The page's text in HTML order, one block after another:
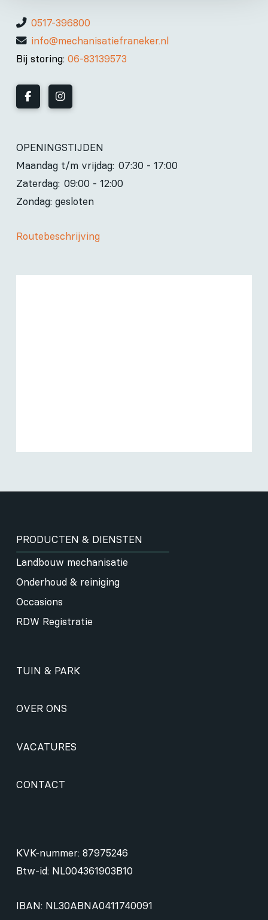
0517-396800
info@mechanisatiefraneker.nl
Bij storing: 06-83139573
OPENINGSTIJDEN
Maandag t/m vrijdag: 07:30 - 17:00
Zaterdag: 09:00 - 12:00
Zondag: gesloten
Routebeschrijving
PRODUCTEN & DIENSTEN
Landbouw mechanisatie
Onderhoud & reiniging
Occasions
RDW Registratie
TUIN & PARK
OVER ONS
VACATURES
CONTACT
KVK-nummer: 87975246
Btw-id: NL004361903B10
IBAN: NL30ABNA0411740091